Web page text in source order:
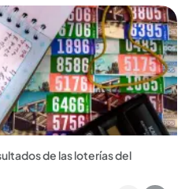
Noticia
de las loterías del